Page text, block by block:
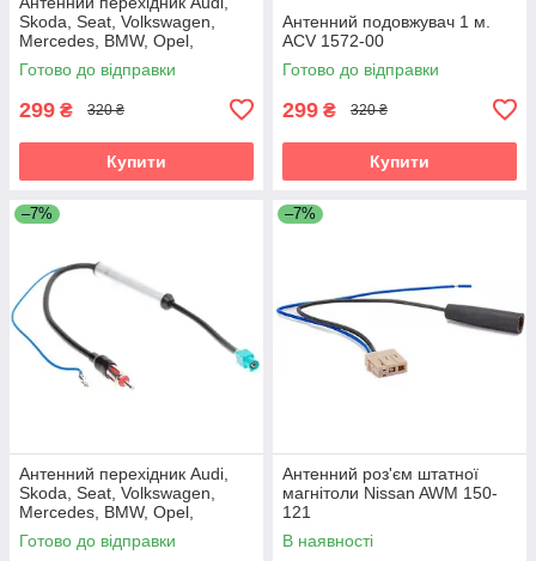
Skoda, Seat, Volkswagen,
Mercedes, BMW, Opel,
Citroen, Peugeot, Renault ACV
1524-03
Готово до відправки
299 ₴ 320 ₴
Купити
Антенний подовжувач 1 м.
ACV 1572-00
Готово до відправки
299 ₴ 320 ₴
Купити
–7%
Антенний перехідник Audi,
Skoda, Seat, Volkswagen,
Mercedes, BMW, Opel,
Citroen, Peugeot, Renault
Carav 13-008
Готово до відправки
–7%
Антенний роз'єм штатної
магнітоли Nissan AWM 150-
121
В наявності